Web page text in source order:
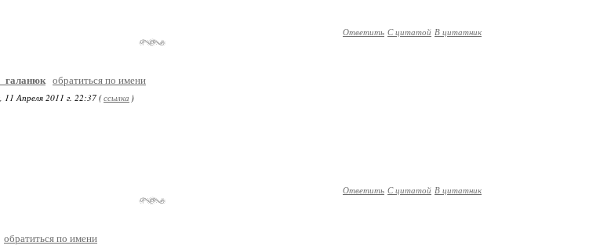
Ответить С цитатой В цитатник
обратиться по имени
11 Апреля 2011 г. 22:37 (ссылка )
Ответить С цитатой В цитатник
обратиться по имени